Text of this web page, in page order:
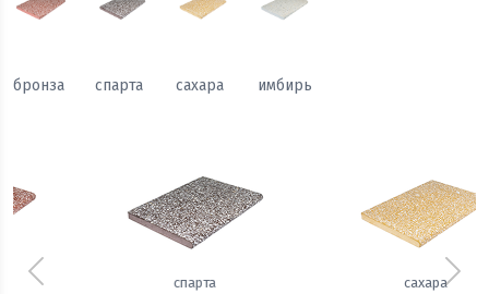
бронза спарта сахара имбирь
Предыдущий